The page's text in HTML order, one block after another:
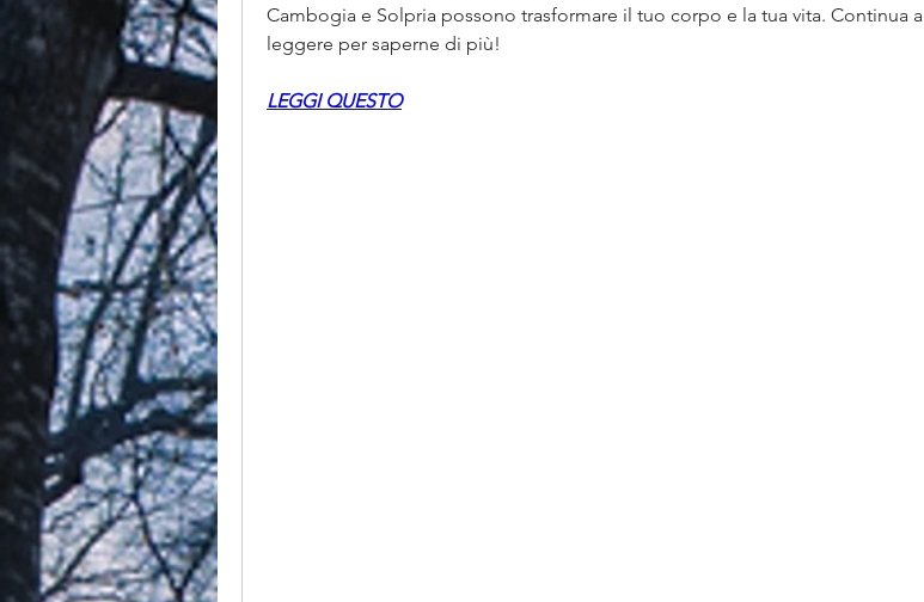
Cambogia e Solpria possono trasformare il tuo corpo e la tua vita. Continua a
leggere per saperne di più!
LEGGI QUESTO